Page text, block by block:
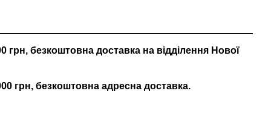
грн, безкоштовна доставка на відділення Нової
грн, безкоштовна адресна доставка.